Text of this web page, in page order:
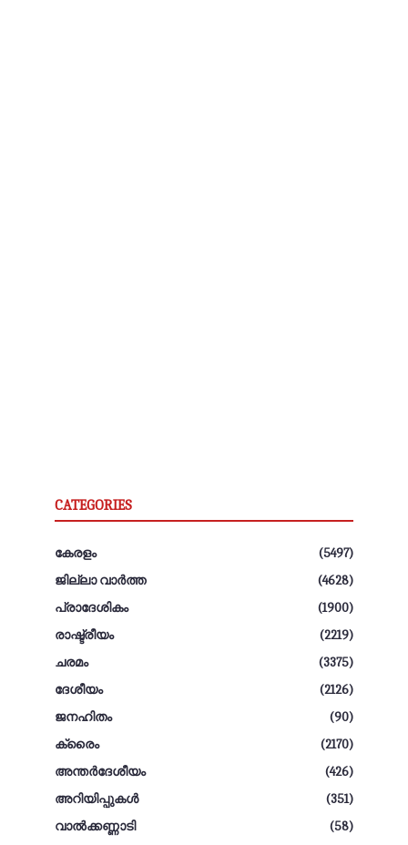
CATEGORIES
കേരളം
(5497)
ജില്ലാ വാർത്ത
(4628)
പ്രാദേശികം
(1900)
രാഷ്ട്രീയം
(2219)
ചരമം
(3375)
ദേശീയം
(2126)
ജനഹിതം
(90)
ക്രൈം
(2170)
അന്തര്‍ദേശീയം
(426)
അറിയിപ്പുകൾ
(351)
വാല്‍ക്കണ്ണാടി
(58)